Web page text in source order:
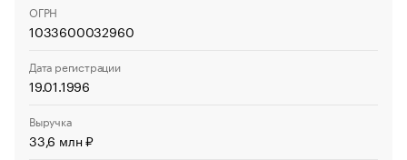
ОГРН
1033600032960
Дата регистрации
19.01.1996
Выручка
33,6 млн ₽